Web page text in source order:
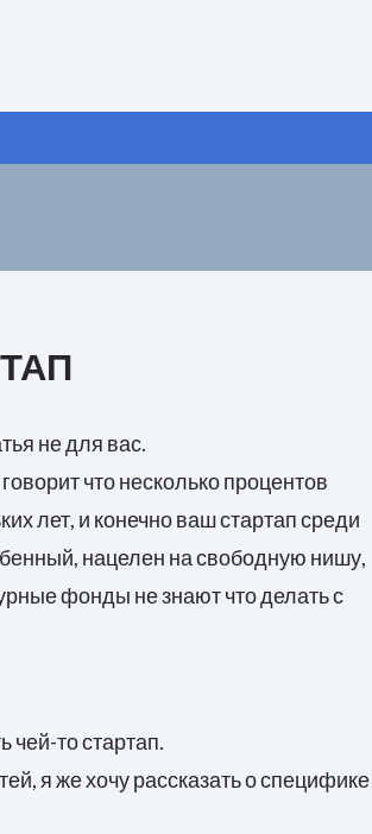
не для вас.
что несколько процентов
лет, и конечно ваш стартап среди
нацелен на свободную нишу,
фонды не знают что делать с
чей-то стартап.
я же хочу рассказать о специфике